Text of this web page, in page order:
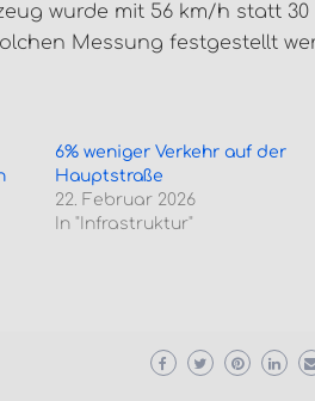
wurde mit 56 km/h statt
Messung festgestellt
6% weniger Verkehr auf der
Hauptstraße
22. Februar 2026
In "Infrastruktur"